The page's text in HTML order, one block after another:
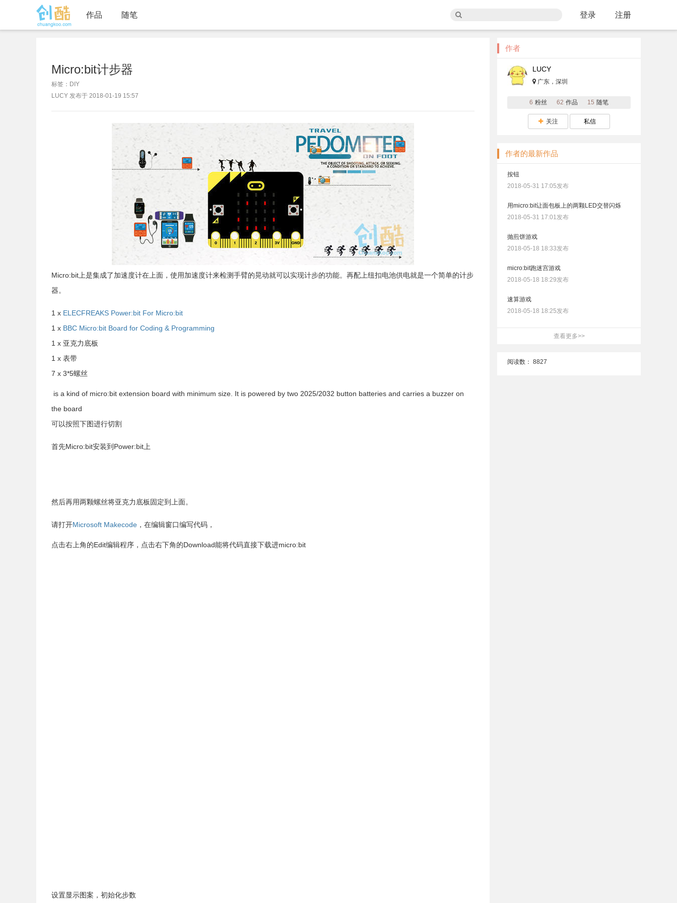
作品 随笔 登录 注册
Micro:bit计步器
标签：DIY
LUCY 发布于 2018-01-19 15:57
Micro:bit上是集成了加速度计在上面，使用加速度计来检测手臂的晃动就可以实现计步的功能。再配上纽扣电池供电就是一个简单的计步
器。
1 x ELECFREAKS Power:bit For Micro:bit
1 x BBC Micro:bit Board for Coding & Programming
1 x 亚克力底板
1 x 表带
7 x 3*5螺丝
is a kind of micro:bit extension board with minimum size. It is powered by two 2025/2032 button batteries and carries a buzzer on
the board
可以按照下图进行切割
首先Micro:bit安装到Power:bit上
然后再用两颗螺丝将亚克力底板固定到上面。
请打开Microsoft Makecode ，在编辑窗口编写代码，
点击右上角的Edit编辑程序，点击右下角的Download能将代码直接下载进micro:bit
设置显示图案，初始化步数
作者
LUCY
广东，深圳
6 粉丝 62 作品 15 随笔
关注 私信
作者的最新作品
按钮
2018-05-31 17:05发布
用micro:bit让面包板上的两颗LED交替闪烁
2018-05-31 17:01发布
抛煎饼游戏
2018-05-18 18:33发布
micro:bit跑迷宫游戏
2018-05-18 18:29发布
速算游戏
2018-05-18 18:25发布
查看更多>>
阅读数： 8827